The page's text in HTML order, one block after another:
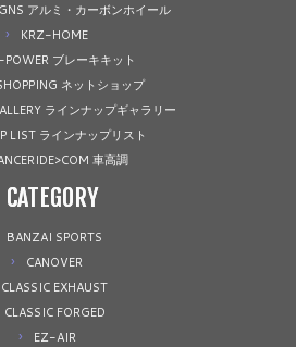
アルミ・カーボンホイール
KRZ-HOME
ブレーキキット
ネットショップ
ラインナップギャラリー
LIST ラインナップリスト
車高調
CATEGORY
BANZAI SPORTS
CANOVER
CLASSIC EXHAUST
CLASSIC FORGED
EZ-AIR